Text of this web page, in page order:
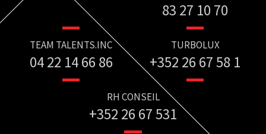
83 27 10 70
TEAM TALENTS.INC
04 22 14 66 86
TURBOLUX
+352 26 67 58 1
RH CONSEIL
+352 26 67 531